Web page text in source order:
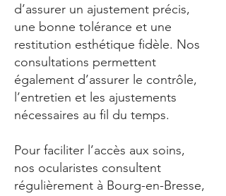
d’assurer un ajustement précis,
une bonne tolérance et une
restitution esthétique fidèle. Nos
consultations permettent
également d’assurer le contrôle,
l’entretien et les ajustements
nécessaires au fil du temps.
Pour faciliter l’accès aux soins,
nos ocularistes consultent
régulièrement à Bourg-en-Bresse,